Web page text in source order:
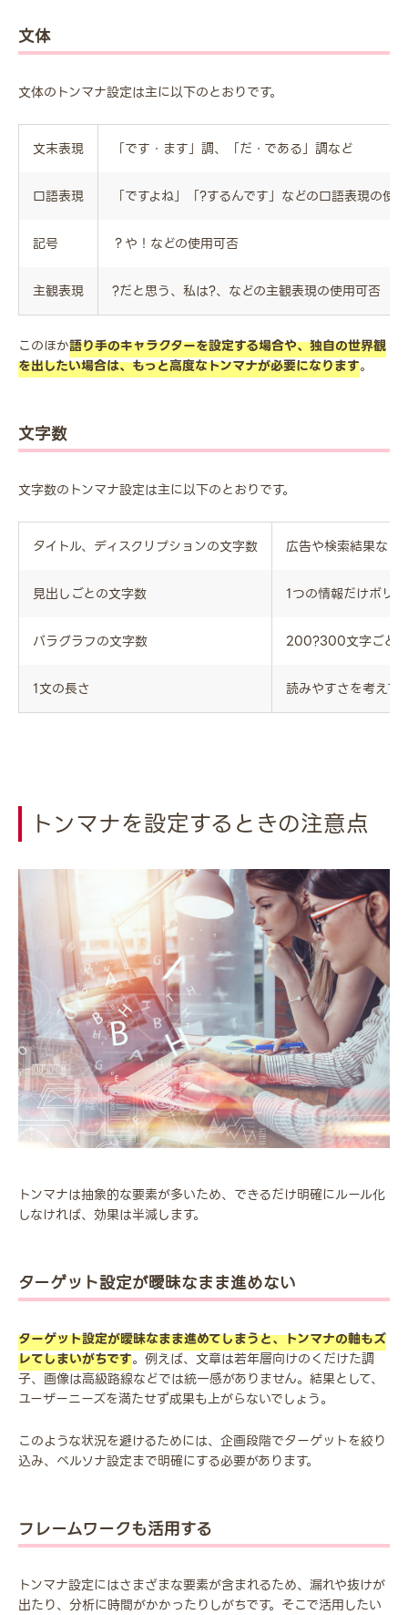
文体
文体のトンマナ設定は主に以下のとおりです。
文末表現 「です・ます」調、「だ・である」調など
口語表現 「ですよね」「?するんです」などの口語表現の使
記号 ？や！などの使用可否
主観表現 ?だと思う、私は?、などの主観表現の使用可否
このほか語り手のキャラクターを設定する場合や、独自の世界観
を出したい場合は、もっと高度なトンマナが必要になります。
文字数
文字数のトンマナ設定は主に以下のとおりです。
タイトル、ディスクリプションの文字数 広告や検索結果など
見出しごとの文字数 1つの情報だけボリ
パラグラフの文字数 200?300文字ごと
1文の長さ 読みやすさを考えて
トンマナを設定するときの注意点
トンマナは抽象的な要素が多いため、できるだけ明確にルール化
しなければ、効果は半減します。
ターゲット設定が曖昧なまま進めない
ターゲット設定が曖昧なまま進めてしまうと、トンマナの軸もズ
レてしまいがちです。例えば、文章は若年層向けのくだけた調
子、画像は高級路線などでは統一感がありません。結果として、
ユーザーニーズを満たせず成果も上がらないでしょう。
このような状況を避けるためには、企画段階でターゲットを絞り
込み、ペルソナ設定まで明確にする必要があります。
フレームワークも活用する
トンマナ設定にはさまざまな要素が含まれるため、漏れや抜けが
出たり、分析に時間がかかったりしがちです。そこで活用したい